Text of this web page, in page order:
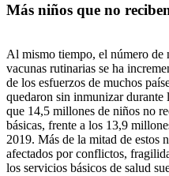
Más niños que no
Al mismo tiempo, el número de
vacunas rutinarias se ha
de los esfuerzos de muchos
quedaron sin inmunizar durante
que 14,5 millones de niños no
básicas, frente a los 13,9
2019. Más de la mitad de estos
afectados por conflictos,
los servicios básicos de salud